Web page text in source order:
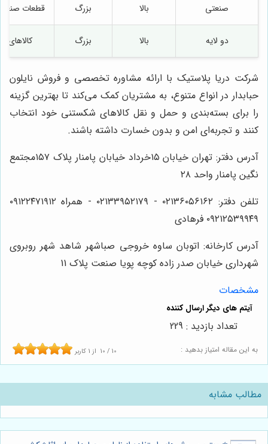
صنعتی بالا بزرگ قطعات
دو لایه بالا بزرگ
شرکت دریا پلاستیک با ارائه مشاوره تخصصی و فروش نایلون
حبابدار در انواع متنوع، به مشتریان کمک می‌کند تا بهترین گزینه
را برای بسته‌بندی و حمل و نقل کالاهای شکستنی خود انتخاب
کنند و تجربه‌ای امن و بدون خسارت داشته باشند.
آدرس دفتر: تهران خیابان ۱۵خرداد خیابان پامنار پلاک ۱۵۷مجتمع
نگین پامنار واحد ۲۸
تلفن دفتر: ۰۲۱۳۶۰۵۶۱۶۲ - ۰۲۱۳۳۹۵۲۱۷۹ - همراه ۰۹۱۲۲۴۷۱۹۱۲
۰۹۲۱۲۵۳۹۹۴۹ فرهادی
آدرس کارخانه: اتوبان ساوه خروجی صباشهر شاهد شهر روبروی
شهرداری خیابان صدر زاده کوچه پویا صنعت پلاک 11
مشخصات
به این مقاله امتیاز بدهید : 10 / 10 از1 کاربر
تعداد بازدید : 229
مطالب مشابه